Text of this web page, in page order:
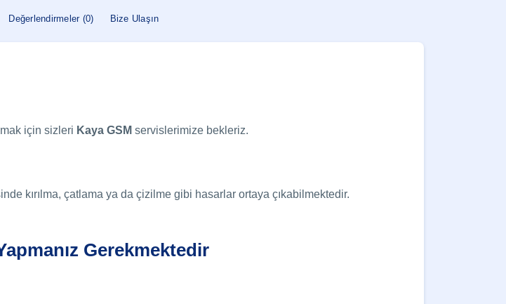
Değerlendirmeler (0) Bize Ulaşın
için sizleri Kaya GSM servislerimize bekleriz.
kırılma, çatlama ya da çizilme gibi hasarlar ortaya çıkabilmektedir.
Gerekmektedir